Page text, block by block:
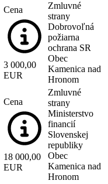
Cena
3 000,00
EUR
Zmluvné
strany
Dobrovoľná
požiarna
ochrana SR
Obec
Kamenica nad
Hronom
Cena
18 000,00
EUR
Zmluvné
strany
Ministerstvo
financií
Slovenskej
republiky
Obec
Kamenica nad
Hronom